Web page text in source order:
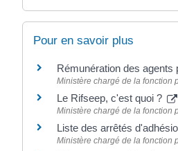
Pour en savoir plus
Rémunération des agents
Ministère chargé de la fonction
Le Rifseep, c'est quoi ?
Ministère chargé de la fonction
Liste des arrêtés
Ministère chargé de la fonction